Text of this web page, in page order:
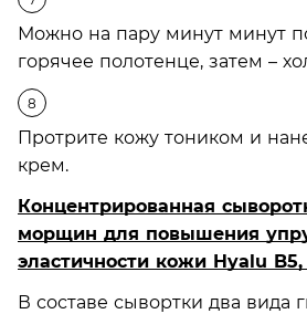
Можно на пару минут минут
горячее полотенце, затем –
Протрите кожу тоником и
крем.
Концентрированная
морщин для повышения
эластичности кожи Hyalu
В составе сывортки два вида